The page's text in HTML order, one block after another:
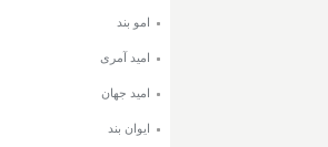
امو بند
امید آمری
امید جهان
ایوان بند